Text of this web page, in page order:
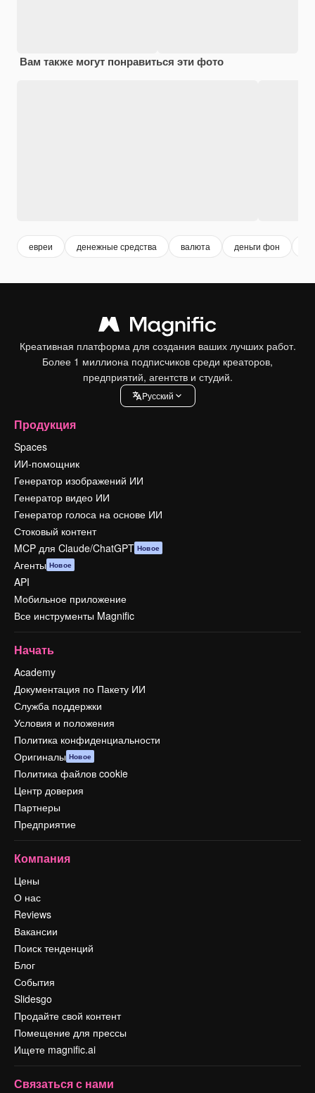
Вам также могут понравиться эти фото
евреи денежные средства валюта деньги фон
Креативная платформа для создания ваших лучших работ.
Более 1 миллиона подписчиков среди креаторов,
предприятий, агентств и студий.
Pусский
Продукция
Spaces
ИИ-помощник
Генератор изображений ИИ
Генератор видео ИИ
Генератор голоса на основе ИИ
Стоковый контент
MCP для Claude/ChatGPT Новое
Агенты Новое
API
Мобильное приложение
Все инструменты Magnific
Начать
Academy
Документация по Пакету ИИ
Служба поддержки
Условия и положения
Политика конфиденциальности
Оригиналы Новое
Политика файлов cookie
Центр доверия
Партнеры
Предприятие
Компания
Цены
О нас
Reviews
Вакансии
Поиск тенденций
Блог
События
Slidesgo
Продайте свой контент
Помещение для прессы
Ищете magnific.ai
Связаться с нами